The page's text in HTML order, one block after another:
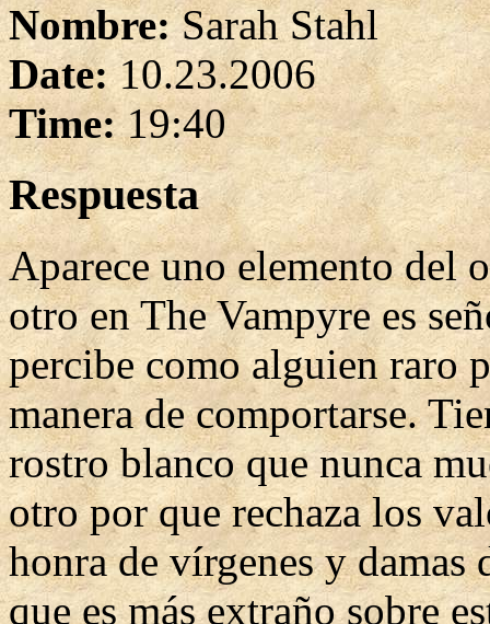
Nombre:Sarah Stahl
Date:10.23.2006
Time:19:40
Respuesta
Aparece uno elemento del
otro en The Vampyre es
percibe como alguien raro
manera de comportarse.
rostro blanco que nunca
otro por que rechaza los
honra de vírgenes y damas
que es más extraño sobre